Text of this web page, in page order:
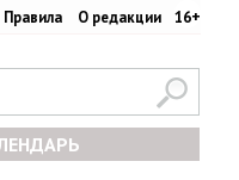
Правила О редакции 16+
Казачья бухта: +26.1°C
+30.3°C Никитский сад: